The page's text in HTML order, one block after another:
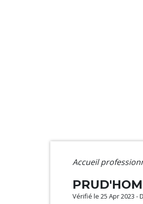
Accueil
Vérifié le 25 Apr 2023